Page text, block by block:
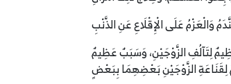
لِتَآلُفِ الزَّوْجَيْنِ، وَسَبَبٌ عَظِيمٌ